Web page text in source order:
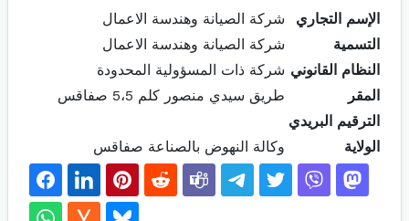
الإسم التجاري
شركة الصيانة وهندسة الاعمال
التسمية
شركة الصيانة وهندسة الاعمال
النظام القانوني شركة ذات المسؤولية المحدودة
المقر
طريق سيدي منصور كلم 5،5 صفاقس
الترقيم البريدي
الولاية
وكالة النهوض بالصناعة صفاقس